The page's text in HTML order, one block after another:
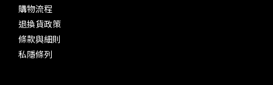
購物流程
退換貨政策
條款與細則
私隱條列